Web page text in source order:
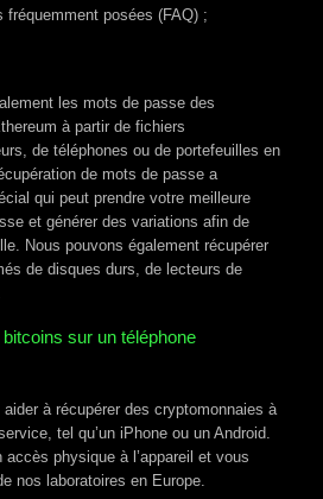
fréquemment posées (FAQ) ;
les mots de passe des
à partir de fichiers
de téléphones ou de portefeuilles en
de mots de passe a
qui peut prendre votre meilleure
et générer des variations afin de
Nous pouvons également récupérer
de disques durs, de lecteurs de
sur un téléphone
à récupérer des cryptomonnaies à
tel qu’un iPhone ou un Android.
accès physique à l’appareil et vous
nos laboratoires en Europe.